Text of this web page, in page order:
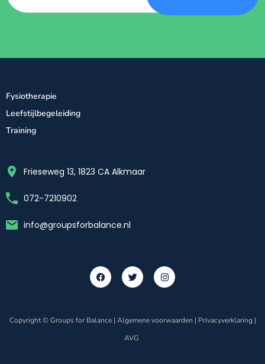
Fysiotherapie
Leefstijlbegeleiding
Training
Frieseweg 13, 1823 CA Alkmaar
072-7210902
info@groupsforbalance.nl
Copyright © Groups for Balance | Algemene voorwaarden | Privacyverklaring |
AVG